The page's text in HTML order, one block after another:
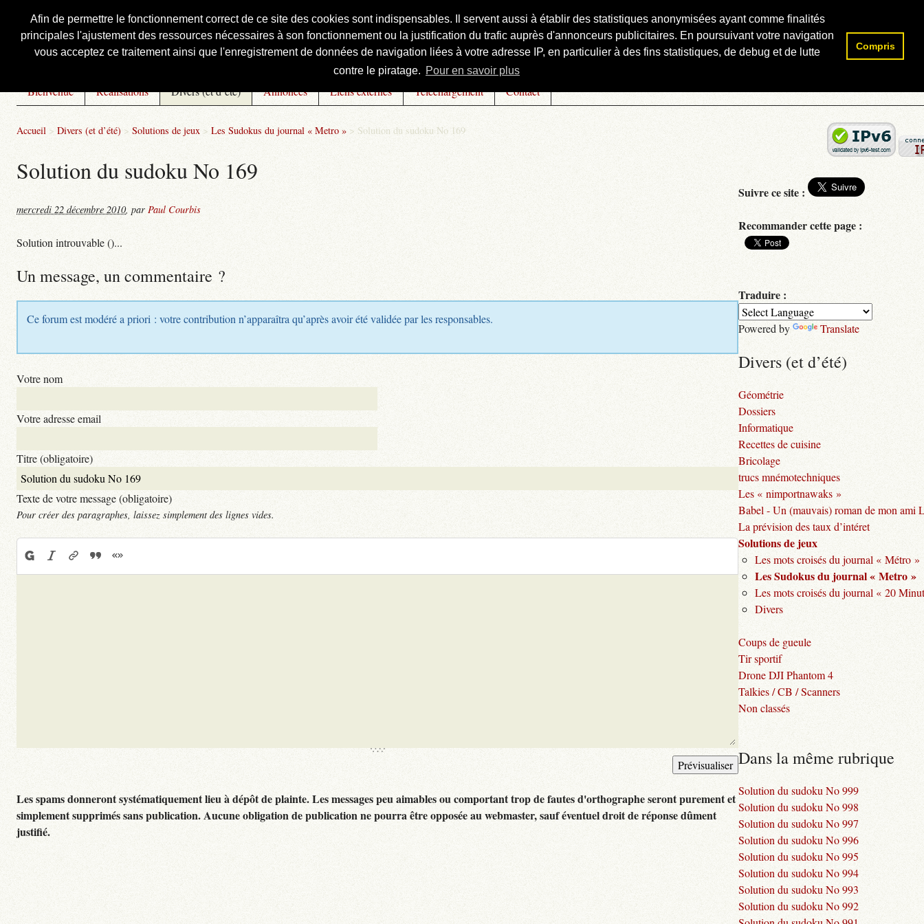
Afin de permettre le fonctionnement correct de ce site des cookies sont indispensables. Il servent aussi à établir des statistiques anonymisées ayant comme finalités
principales l'ajustement des ressources nécessaires à son fonctionnement ou la justification du trafic auprès d'annonceurs publicitaires. En poursuivant votre navigation
vous acceptez ce traitement ainsi que l'enregistrement de données de navigation liées à votre adresse IP, en particulier à des fins statistiques, de debug et de lutte
contre le piratage. Pour en savoir plus
Compris
Courbis, « LE » Blog Officiel
Bienvenue Réalisations Divers (et d’été) Annonces Liens externes Téléchargement Contact
Accueil > Divers (et d’été) > Solutions de jeux > Les Sudokus du journal « Metro » > Solution du sudoku No 169
Solution du sudoku No 169
mercredi 22 décembre 2010, par Paul Courbis
Solution introuvable ()...
Un message, un commentaire ?
Ce forum est modéré a priori : votre contribution n’apparaîtra qu’après avoir été validée par les responsables.
Votre nom
Votre adresse email
Titre (obligatoire)
Texte de votre message (obligatoire)
Pour créer des paragraphes, laissez simplement des lignes vides.
Les spams donneront systématiquement lieu à dépôt de plainte. Les messages peu aimables ou comportant trop de fautes d'orthographe seront purement et
simplement supprimés sans publication. Aucune obligation de publication ne pourra être opposée au webmaster, sauf éventuel droit de réponse dûment
justifié.
Rechercher :
Suivre ce site :
Recommander cette page :
Traduire :
Powered by Translate
Divers (et d’été)
Géométrie
Dossiers
Informatique
Recettes de cuisine
Bricolage
trucs mnémotechniques
Les « nimportnawaks »
Babel - Un (mauvais) roman de mon ami
La prévision des taux d’intéret
Solutions de jeux
Les mots croisés du journal « Métro »
Les Sudokus du journal « Metro »
Les mots croisés du journal « 20
Divers
Coups de gueule
Tir sportif
Drone DJI Phantom 4
Talkies / CB / Scanners
Non classés
Dans la même rubrique
Solution du sudoku No 999
Solution du sudoku No 998
Solution du sudoku No 997
Solution du sudoku No 996
Solution du sudoku No 995
Solution du sudoku No 994
Solution du sudoku No 993
Solution du sudoku No 992